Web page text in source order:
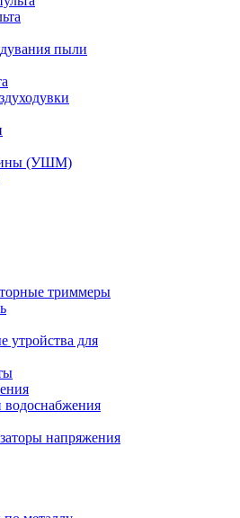
пыли
(УШМ)
триммеры
утройства для
водоснабжения
напряжения